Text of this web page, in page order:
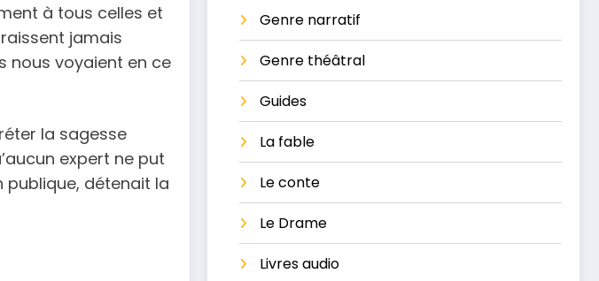
à tous celles et
jamais
nous voyaient en ce
la sagesse
expert ne put
publique, détenait la
Genre narratif
Genre théâtral
Guides
La ​fable
Le conte
Le Drame
Livres audio